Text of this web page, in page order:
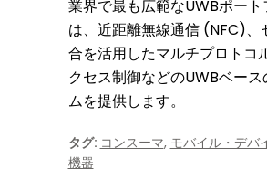
業界で最も広範なUWBポー
は、近距離無線通信 (NFC)
合を活用したマルチプロトコ
クセス制御などのUWBベー
ムを提供します。
タグ: コンスーマ, モバイル・デバ
機器